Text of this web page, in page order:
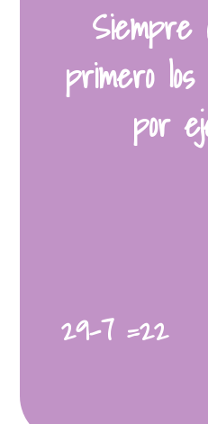
Siempre
primero
por
29-
29-7 =22